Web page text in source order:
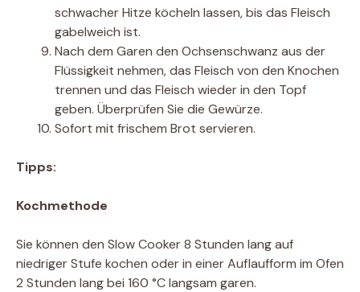
schwacher Hitze köcheln lassen, bis das Fleisch
gabelweich ist.
Nach dem Garen den Ochsenschwanz aus der
Flüssigkeit nehmen, das Fleisch von den Knochen
trennen und das Fleisch wieder in den Topf
geben. Überprüfen Sie die Gewürze.
Sofort mit frischem Brot servieren.
Tipps:
Kochmethode
Sie können den Slow Cooker 8 Stunden lang auf
niedriger Stufe kochen oder in einer Auflaufform im Ofen
2 Stunden lang bei 160 °C langsam garen.